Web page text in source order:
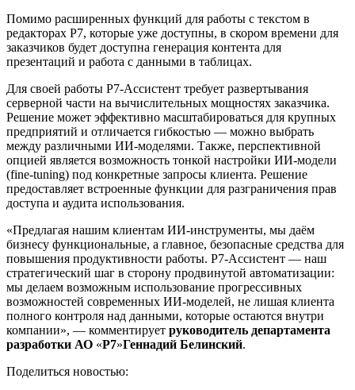
Помимо расширенных функций для работы с текстом в
редакторах Р7, которые уже доступны, в скором времени для
заказчиков будет доступна генерация контента для
презентаций и работа с данными в таблицах.
Для своей работы Р7-Ассистент требует развертывания
серверной части на вычислительных мощностях заказчика.
Решение может эффективно масштабироваться для крупных
предприятий и отличается гибкостью — можно выбрать
между различными ИИ-моделями. Также, перспективной
опцией является возможность тонкой настройки ИИ-модели
(fine-tuning) под конкретные запросы клиента. Решение
предоставляет встроенные функции для разграничения прав
доступа и аудита использования.
«Предлагая нашим клиентам ИИ-инструменты, мы даём
бизнесу функциональные, а главное, безопасные средства для
повышения продуктивности работы. Р7-Ассистент — наш
стратегический шаг в сторону продвинутой автоматизации:
мы делаем возможным использование прогрессивных
возможностей современных ИИ-моделей, не лишая клиента
полного контроля над данными, которые остаются внутри
компании», — комментирует руководитель департамента
разработки АО «Р7»Геннадий Белинский.
Поделиться новостью: